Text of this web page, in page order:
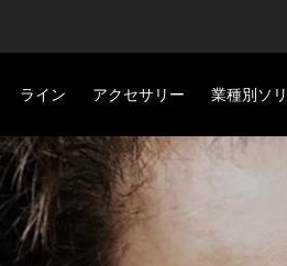
ライン アクセサリー 業種別ソ